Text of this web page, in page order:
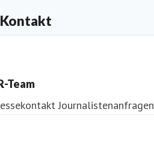
Kontakt
Team
Journalistenanfragen